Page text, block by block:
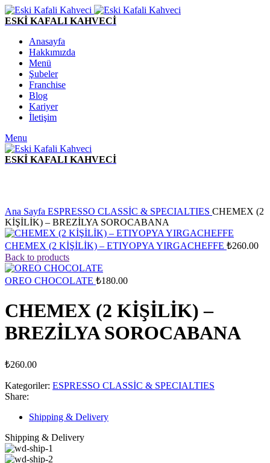
ESKİ KAFALI KAHVECİ
Anasayfa
Hakkımızda
Menü
Şubeler
Franchise
Blog
Kariyer
İletişim
Menu
ESKİ KAFALI KAHVECİ
Ana Sayfa ESPRESSO CLASSİC & SPECIALTIES CHEMEX (2
KİŞİLİK) – BREZİLYA SOROCABANA
CHEMEX (2 KİŞİLİK) – ETIYOPYA YIRGACHEFFE ₺260.00
Back to products
OREO CHOCOLATE ₺180.00
CHEMEX (2 KİŞİLİK) –
BREZİLYA SOROCABANA
₺260.00
Kategoriler: ESPRESSO CLASSİC & SPECIALTIES
Share:
Shipping & Delivery
Shipping & Delivery